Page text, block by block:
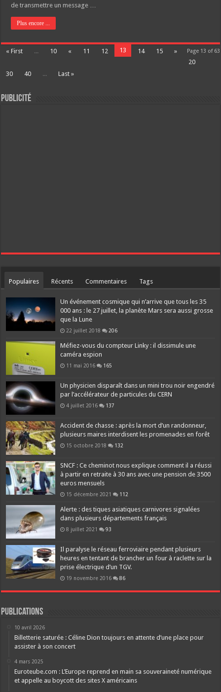
de transmettre un message …
Plus encore ...
Page 13 of 63
« First ... 10 « 11 12 13 14 15
»
20
30
40 ... Last »
Publicité
Populaires Récents Commentaires Tags
Un événement cosmique qui n’arrive que tous les 35
000 ans : le 27 juillet, la planète Mars sera aussi grosse
que la Lune
22 juillet 2018 206
Méfiez-vous du compteur Linky : il dissimule une
caméra espion
11 mai 2016 165
Un physicien disparaît dans un mini trou noir engendré
par l’accélérateur de particules du CERN
4 juillet 2016 137
Accident de chasse : après la mort d’un randonneur,
plusieurs maires interdisent les promenades en forêt
15 octobre 2018 132
SNCF : Ce cheminot nous explique comment il a réussi
à partir en retraite à 30 ans avec une pension de 3500
euros mensuels
15 décembre 2021 112
Alerte : des tiques asiatiques carnivores signalées
dans plusieurs départements français
8 juillet 2021 93
Il paralyse le réseau ferroviaire pendant plusieurs
heures en tentant de brancher un four à raclette sur la
prise électrique d’un TGV.
19 novembre 2016 86
Publications
10 avril 2026
Billetterie saturée : Céline Dion toujours en attente d’une place pour
assister à son concert
4 mars 2025
Euroteube.com : L’Europe reprend en main sa souveraineté numérique
et appelle au boycott des sites X américains